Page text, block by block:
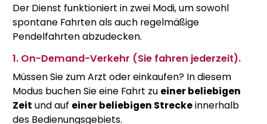
Der Dienst funktioniert in zwei Modi, um sowohl
spontane Fahrten als auch regelmäßige
Pendelfahrten abzudecken.
1. On-Demand-Verkehr (Sie fahren jederzeit).
Müssen Sie zum Arzt oder einkaufen? In diesem
Modus buchen Sie eine Fahrt zu einer beliebigen
Zeit und auf einer beliebigen Streckeinnerhalb
des Bedienungsgebiets.